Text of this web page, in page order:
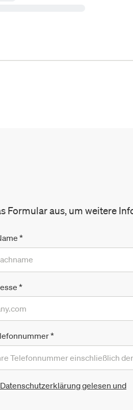
Formular aus, um weitere
*
*
*
gelesen und